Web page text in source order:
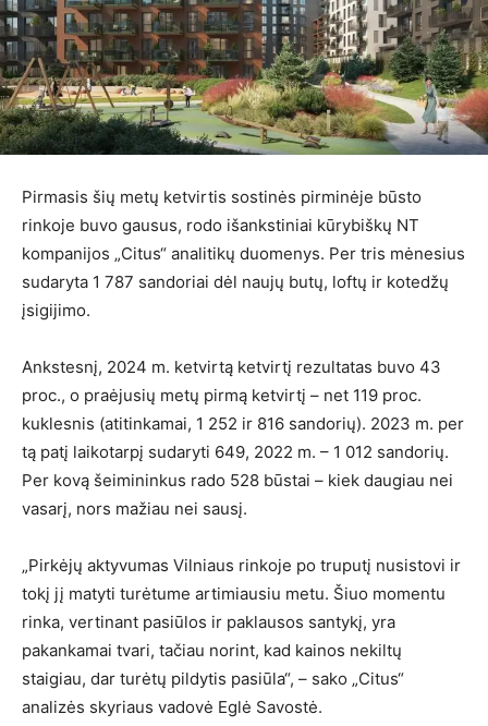
Pirmasis šių metų ketvirtis sostinės pirminėje būsto
rinkoje buvo gausus, rodo išankstiniai kūrybiškų NT
kompanijos „Citus“ analitikų duomenys. Per tris mėnesius
sudaryta 1 787 sandoriai dėl naujų butų, loftų ir kotedžų
įsigijimo.
Ankstesnį, 2024 m. ketvirtą ketvirtį rezultatas buvo 43
proc., o praėjusių metų pirmą ketvirtį – net 119 proc.
kuklesnis (atitinkamai, 1 252 ir 816 sandorių). 2023 m. per
tą patį laikotarpį sudaryti 649, 2022 m. – 1 012 sandorių.
Per kovą šeimininkus rado 528 būstai – kiek daugiau nei
vasarį, nors mažiau nei sausį.
„Pirkėjų aktyvumas Vilniaus rinkoje po truputį nusistovi ir
tokį jį matyti turėtume artimiausiu metu. Šiuo momentu
rinka, vertinant pasiūlos ir paklausos santykį, yra
pakankamai tvari, tačiau norint, kad kainos nekiltų
staigiau, dar turėtų pildytis pasiūla“, – sako „Citus“
analizės skyriaus vadovė Eglė Savostė.